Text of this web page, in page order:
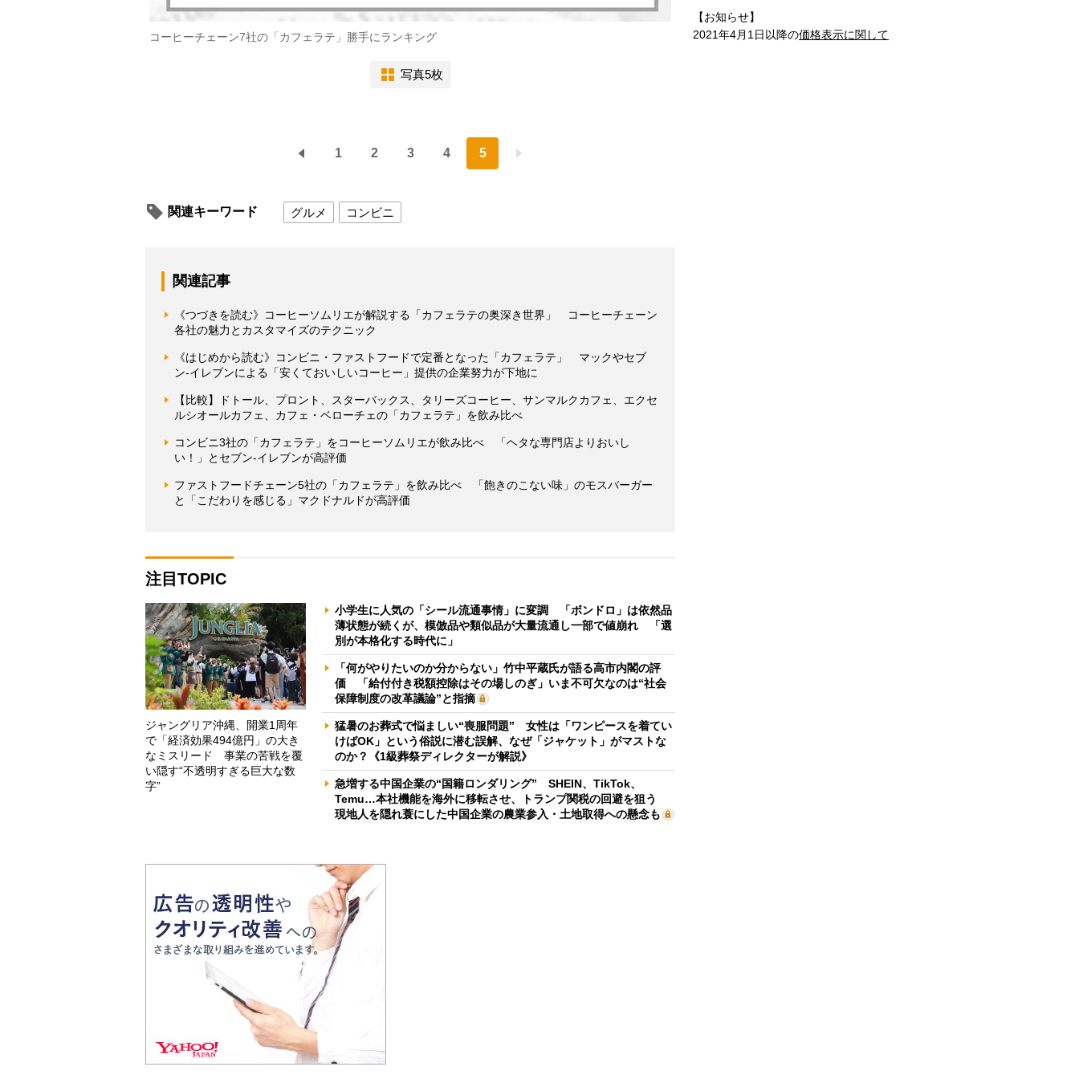
コーヒーチェーン7社の「カフェラテ」勝手にランキング
写真5枚
1 2 3 4 5
関連キーワード グルメ コンビニ
関連記事
《つづきを読む》コーヒーソムリエが解説する「カフェラテの奥深き世界」 コーヒーチェーン
各社の魅力とカスタマイズのテクニック
《はじめから読む》コンビニ・ファストフードで定番となった「カフェラテ」 マックやセブ
ン-イレブンによる「安くておいしいコーヒー」提供の企業努力が下地に
【比較】ドトール、プロント、スターバックス、タリーズコーヒー、サンマルクカフェ、エクセ
ルシオールカフェ、カフェ・ベローチェの「カフェラテ」を飲み比べ
コンビニ3社の「カフェラテ」をコーヒーソムリエが飲み比べ 「ヘタな専門店よりおいし
い！」とセブン-イレブンが高評価
ファストフードチェーン5社の「カフェラテ」を飲み比べ 「飽きのこない味」のモスバーガー
と「こだわりを感じる」マクドナルドが高評価
注目TOPIC
ジャングリア沖縄、開業1周年
で「経済効果494億円」の大き
なミスリード 事業の苦戦を覆
い隠す“不透明すぎる巨大な数
字”
小学生に人気の「シール流通事情」に変調 「ボンドロ」は依然品
薄状態が続くが、模倣品や類似品が大量流通し一部で値崩れ 「選
別が本格化する時代に」
「何がやりたいのか分からない」竹中平蔵氏が語る高市内閣の評
価 「給付付き税額控除はその場しのぎ」いま不可欠なのは“社会
保障制度の改革議論”と指摘
猛暑のお葬式で悩ましい“喪服問題” 女性は「ワンピースを着てい
けばOK」という俗説に潜む誤解、なぜ「ジャケット」がマストな
のか？《1級葬祭ディレクターが解説》
急増する中国企業の“国籍ロンダリング” SHEIN、TikTok、
Temu…本社機能を海外に移転させ、トランプ関税の回避を狙う
現地人を隠れ蓑にした中国企業の農業参入・土地取得への懸念も
【お知らせ】
2021年4月1日以降の価格表示に関して